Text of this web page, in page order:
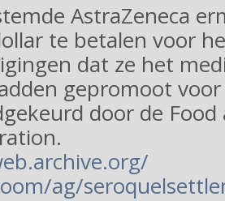
AstraZeneca
te betalen voor
dat ze het
gepromoot
door de
ag/